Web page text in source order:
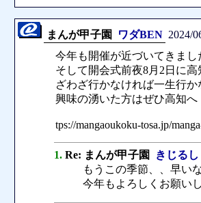
まんが甲子園 ワダBEN 2024/
今年も開催が近づいてきまし
そして開会式前夜8月2日に
ざわざ行かなければ一生行
興味の湧いた方はぜひ高知へ
tps://mangaoukoku-tosa.jp/
1. Re: まんが甲子園 きじるし
もうこの季節、、早い
今年もよろしくお願い